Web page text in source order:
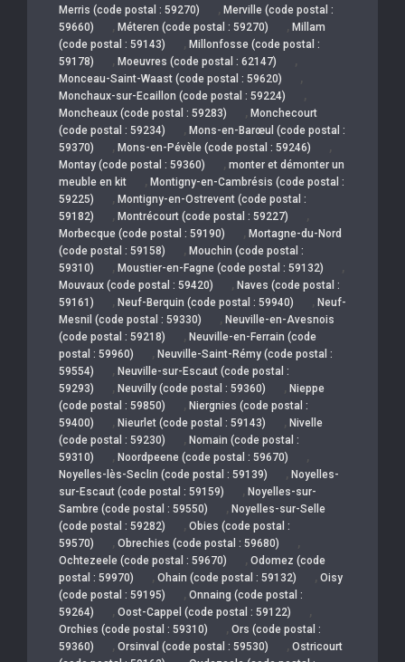
Merris (code postal : 59270) , Merville (code postal :
59660)
, Méteren (code postal : 59270) , Millam
(code postal : 59143)
, Millonfosse (code postal :
59178)
, Moeuvres (code postal : 62147) ,
Monceau-Saint-Waast (code postal : 59620) ,
Monchaux-sur-Ecaillon (code postal : 59224) ,
Moncheaux (code postal : 59283) , Monchecourt
(code postal : 59234)
, Mons-en-Barœul (code postal :
59370)
, Mons-en-Pévèle (code postal : 59246) ,
Montay (code postal : 59360) , monter et démonter un
meuble en kit
, Montigny-en-Cambrésis (code postal :
59225)
, Montigny-en-Ostrevent (code postal :
59182)
, Montrécourt (code postal : 59227) ,
Morbecque (code postal : 59190) , Mortagne-du-Nord
(code postal : 59158)
, Mouchin (code postal :
59310)
, Moustier-en-Fagne (code postal : 59132) ,
Mouvaux (code postal : 59420) , Naves (code postal :
59161)
, Neuf-Berquin (code postal : 59940) , Neuf-
Mesnil (code postal : 59330)
, Neuville-en-Avesnois
(code postal : 59218)
, Neuville-en-Ferrain (code
postal : 59960)
, Neuville-Saint-Rémy (code postal :
59554)
, Neuville-sur-Escaut (code postal :
59293)
, Neuvilly (code postal : 59360) , Nieppe
(code postal : 59850)
, Niergnies (code postal :
59400)
, Nieurlet (code postal : 59143) , Nivelle
(code postal : 59230)
, Nomain (code postal :
59310)
, Noordpeene (code postal : 59670) ,
Noyelles-lès-Seclin (code postal : 59139) , Noyelles-
sur-Escaut (code postal : 59159)
, Noyelles-sur-
Sambre (code postal : 59550)
, Noyelles-sur-Selle
(code postal : 59282)
, Obies (code postal :
59570)
, Obrechies (code postal : 59680) ,
Ochtezeele (code postal : 59670) , Odomez (code
postal : 59970)
, Ohain (code postal : 59132) , Oisy
(code postal : 59195)
, Onnaing (code postal :
59264)
, Oost-Cappel (code postal : 59122) ,
Orchies (code postal : 59310) , Ors (code postal :
59360)
, Orsinval (code postal : 59530) , Ostricourt